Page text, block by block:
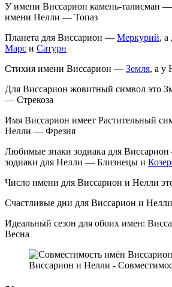
У имени Виссарион камень-талисман
имени Нелли — Топаз
Планета для Виссарион — Меркурий,
Марс и Сатурн
Стихия имени Виссарион — Земля, а у
Для Виссарион жовитный символ это
— Стрекоза
Имя Виссарион имеет Растительный
Нелли — Фрезия
Любимые знаки зодиака для
зодиаки для Нелли — Близнецы и
Число имени для Виссарион и Нелли
Счастливые дни для Виссарион и
Идеальный сезон для обоих имен:
Весна
Виссарион и Нелли -